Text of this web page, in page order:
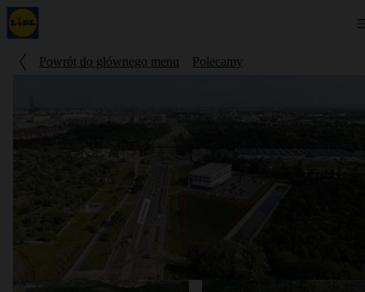
Powrót do głównego menu Polecamy